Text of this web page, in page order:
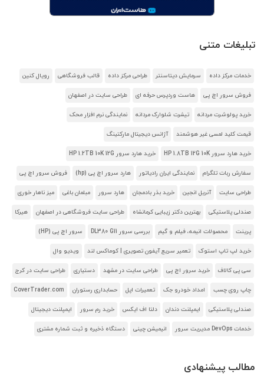
تبلیغات متنی
خدمات مرکز داده سرمایش دیتاسنتر طراحی مرکز داده قالب فروشگاهی رویال کنین
فروش سرور اچ پی هاست وردپرس حرفه ای طراحی سایت در اصفهان
خرید پولوشرت مردانه تیشرت شلوارک مردانه نمایندگی نرم افزار محک
قیمت کلید لمسی غیر هوشمند آژانس دیجیتال مارکتینگ
خرید هارد سرور HP 1.8TB 12G 10K خرید هارد سرور HP 1.2TB 10K 12G
سفارش ربات تلگرام نمایندگی ایران رادیاتور هارد سرور اچ پی (hp) فروش سرور اچ پی
طراحی سایت آنریل انجین خرید بذر بادمجان هارد سرور مبلمان باغی میز ناهار خوری
صندلی پلاستیکی بهترین دکتر زیبایی کرمانشاه طراحی سایت فروشگاهی در اصفهان هیرکا
پرینت محصولات انیمه، فیلم و گیم بررسی سرور DL380 G11 سرور اچ پی (HP)
خرید لپ تاپ استوک تعمیر سریع آیفون تصویری | کوماکس لند ویدیو وال
سی پی کالاف خرید سرور اچ پی طراحی سایت در مشهد دستیاری طراحی سایت در کرج
چاپ روی چسب امداد خودرو جک تعمیرات اپل حسابداری رستوران CoverTrader.com
صندلی پلاستیکی ایمپلنت دندان دلتا اف ایکس خرید رم سرور ایمپلنت دیجیتال
خدمات DevOps مدیریت سرور انیمیشن چینی دستگاه ذخیره و ثبت شماره مشتری
مطالب پیشنهادی